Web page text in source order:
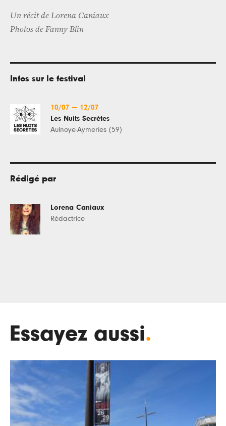
Un récit de Lorena Caniaux
Photos de Fanny Blin
Infos sur le festival
10/07 — 12/07
Les Nuits Secrètes
Aulnoye-Aymeries (59)
Rédigé par
Lorena Caniaux
Rédactrice
Essayez aussi.